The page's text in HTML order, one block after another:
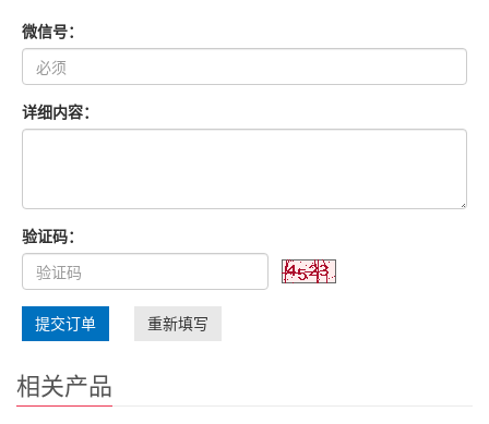
微信号：
详细内容：
验证码：
提交订单 重新填写
相关产品